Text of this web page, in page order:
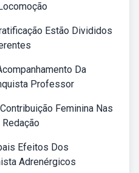
Estão Divididos
Da
Professor
Feminina Nas
Redação
Efeitos Dos
Adrenérgicos